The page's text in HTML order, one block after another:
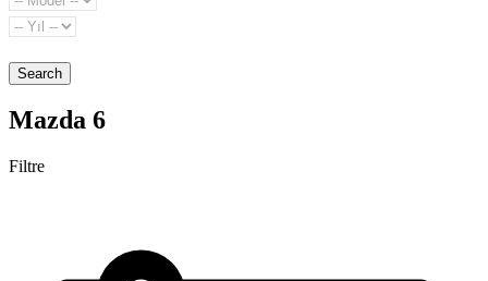
Search
Mazda 6
Filtre